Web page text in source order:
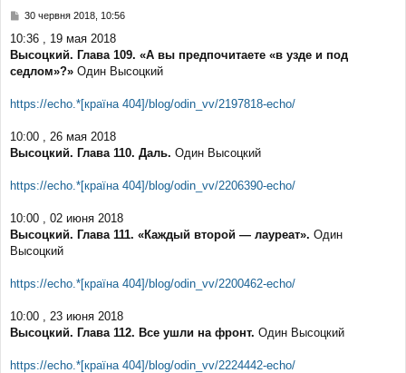
н
я
П
в
і
д
л
н
н
30 червня 2018, 10:56
10:36 , 19 мая 2018
Высоцкий. Глава 109. «А вы предпочитаете «в узде и под
седлом»?» Один Высоцкий
https://echo.*[країна 404]/blog/odin_vv/2197818-echo/
10:00 , 26 мая 2018
Высоцкий. Глава 110. Даль. Один Высоцкий
https://echo.*[країна 404]/blog/odin_vv/2206390-echo/
10:00 , 02 июня 2018
Высоцкий. Глава 111. «Каждый второй — лауреат». Один
Высоцкий
https://echo.*[країна 404]/blog/odin_vv/2200462-echo/
10:00 , 23 июня 2018
Высоцкий. Глава 112. Все ушли на фронт. Один Высоцкий
https://echo.*[країна 404]/blog/odin_vv/2224442-echo/